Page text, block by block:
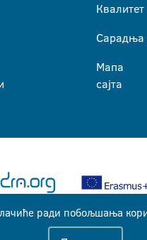
Квалитет
Сарадња
Мапа
сајта
Универзитет у Бањој Луци ©
ради побољшања